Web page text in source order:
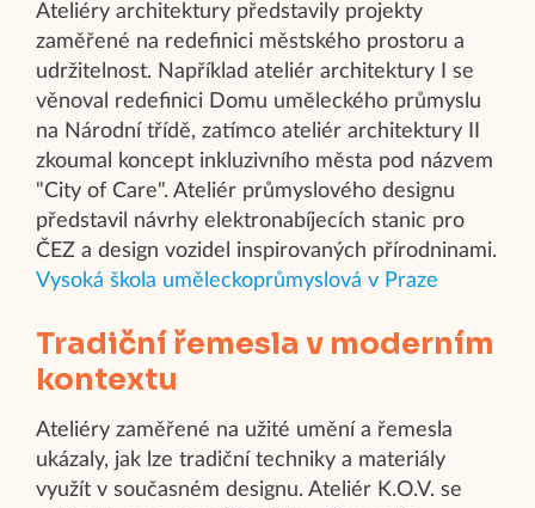
Ateliéry architektury představily projekty
zaměřené na redefinici městského prostoru a
udržitelnost. Například ateliér architektury I se
věnoval redefinici Domu uměleckého průmyslu
na Národní třídě, zatímco ateliér architektury II
zkoumal koncept inkluzivního města pod názvem
"City of Care". Ateliér průmyslového designu
představil návrhy elektronabíjecích stanic pro
ČEZ a design vozidel inspirovaných přírodninami.​
Vysoká škola uměleckoprůmyslová v Praze
Tradiční řemesla v moderním
kontextu
Ateliéry zaměřené na užité umění a řemesla
ukázaly, jak lze tradiční techniky a materiály
využít v současném designu. Ateliér K.O.V. se